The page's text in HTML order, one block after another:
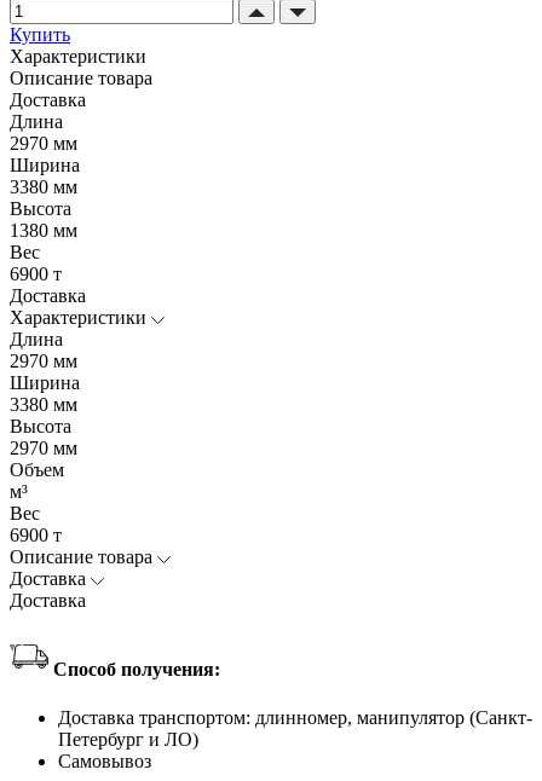
Купить
Характеристики
Описание товара
Доставка
Длина
2970 мм
Ширина
3380 мм
Высота
1380 мм
Вес
6900 т
Доставка
Характеристики
Длина
2970 мм
Ширина
3380 мм
Высота
2970 мм
Объем
м³
Вес
6900 т
Описание товара
Доставка
Доставка
Способ получения:
Доставка транспортом: длинномер, манипулятор (Санкт-
Петербург и ЛО)
Самовывоз